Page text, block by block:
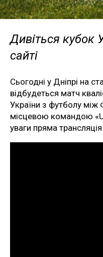
Дивіться кубок
сайті
Сьогодні у Дніпрі на
відбудеться матч
України з футболу між
місцевою командою
уваги пряма